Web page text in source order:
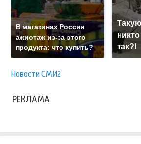
В магазинах России
ажиотаж из-за этого
продукта: что купить?
так?!
Новости СМИ2
РЕКЛАМА